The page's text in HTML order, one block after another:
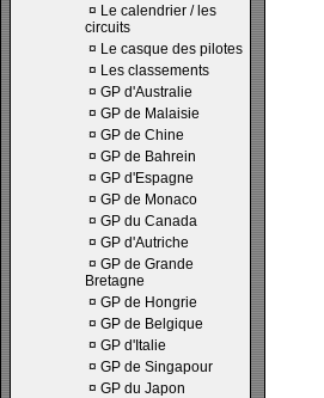
¤ Le calendrier / les
circuits
¤ Le casque des pilotes
¤ Les classements
¤ GP d'Australie
¤ GP de Malaisie
¤ GP de Chine
¤ GP de Bahrein
¤ GP d'Espagne
¤ GP de Monaco
¤ GP du Canada
¤ GP d'Autriche
¤ GP de Grande
Bretagne
¤ GP de Hongrie
¤ GP de Belgique
¤ GP d'Italie
¤ GP de Singapour
¤ GP du Japon